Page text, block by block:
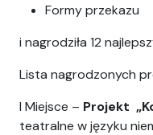
Formy przekazu
i nagrodziła 12
Lista nagrodzonych
I Miejsce – Projekt
teatralne w języku